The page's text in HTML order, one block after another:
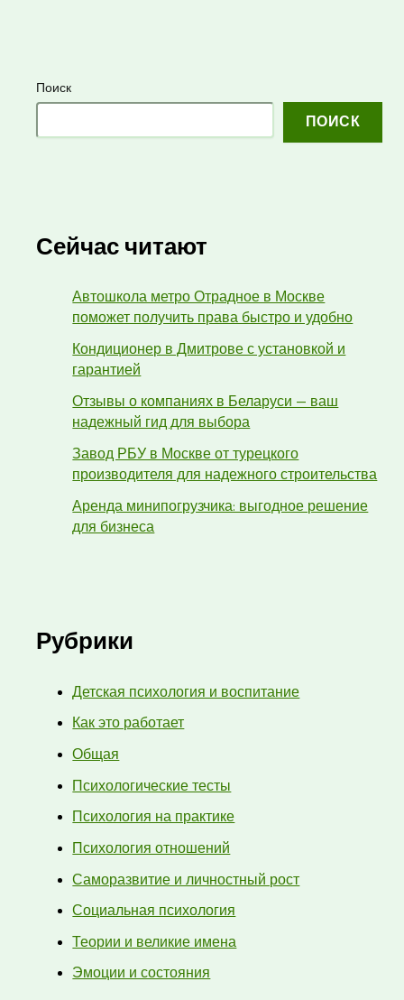
Поиск
ПОИСК
Сейчас читают
Автошкола метро Отрадное в Москве
поможет получить права быстро и удобно
Кондиционер в Дмитрове с установкой и
гарантией
Отзывы о компаниях в Беларуси — ваш
надежный гид для выбора
Завод РБУ в Москве от турецкого
производителя для надежного строительства
Аренда минипогрузчика: выгодное решение
для бизнеса
Рубрики
Детская психология и воспитание
Как это работает
Общая
Психологические тесты
Психология на практике
Психология отношений
Саморазвитие и личностный рост
Социальная психология
Теории и великие имена
Эмоции и состояния